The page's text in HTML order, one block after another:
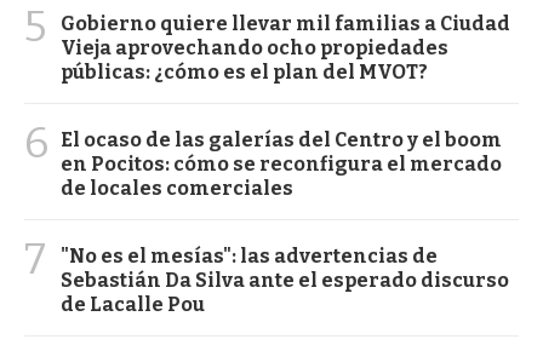
5
Gobierno quiere llevar mil familias a Ciudad
Vieja aprovechando ocho propiedades
públicas: ¿cómo es el plan del MVOT?
6
El ocaso de las galerías del Centro y el boom
en Pocitos: cómo se reconfigura el mercado
de locales comerciales
7
"No es el mesías": las advertencias de
Sebastián Da Silva ante el esperado discurso
de Lacalle Pou